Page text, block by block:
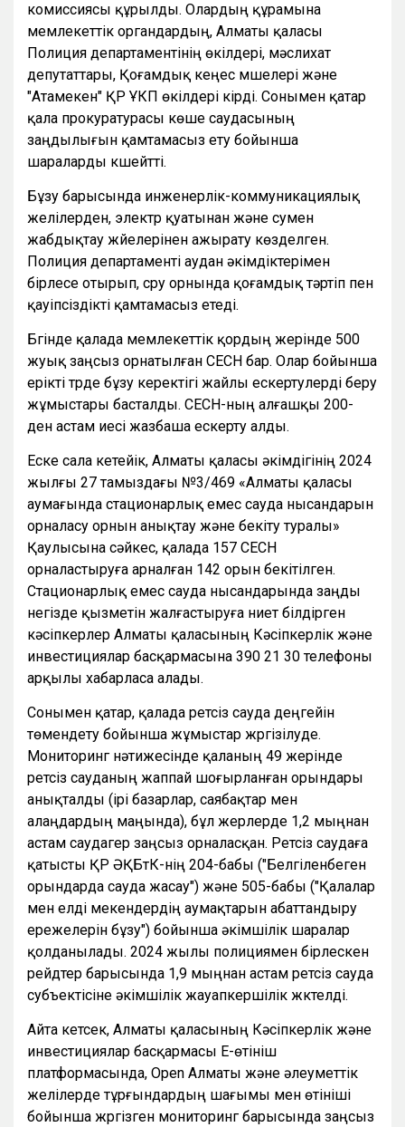
комиссиясы құрылды. Олардың құрамына
мемлекеттік органдардың, Алматы қаласы
Полиция департаментінің өкілдері, мәслихат
депутаттары, Қоғамдық кеңес мүшелері және
"Атамекен" ҚР ҰКП өкілдері кірді. Сонымен қатар
қала прокуратурасы көше саудасының
заңдылығын қамтамасыз ету бойынша
шараларды күшейтті.
Бұзу барысында инженерлік-коммуникациялық
желілерден, электр қуатынан және сумен
жабдықтау жүйелерінен ажырату көзделген.
Полиция департаменті аудан әкімдіктерімен
бірлесе отырып, сүру орнында қоғамдық тәртіп пен
қауіпсіздікті қамтамасыз етеді.
Бүгінде қалада мемлекеттік қордың жерінде 500
жуық заңсыз орнатылған СЕСН бар. Олар бойынша
ерікті түрде бұзу керектігі жайлы ескертулерді беру
жұмыстары басталды. СЕСН-ның алғашқы 200-
ден астам иесі жазбаша ескерту алды.
Еске сала кетейік, Алматы қаласы әкімдігінің 2024
жылғы 27 тамыздағы №3/469 «Алматы қаласы
аумағында стационарлық емес сауда нысандарын
орналасу орнын анықтау және бекіту туралы»
Қаулысына сәйкес, қалада 157 СЕСН
орналастыруға арналған 142 орын бекітілген.
Стационарлық емес сауда нысандарында заңды
негізде қызметін жалғастыруға ниет білдірген
кәсіпкерлер Алматы қаласының Кәсіпкерлік және
инвестициялар басқармасына 390 21 30 телефоны
арқылы хабарласа алады.
Сонымен қатар, қалада ретсіз сауда деңгейін
төмендету бойынша жұмыстар жүргізілуде.
Мониторинг нәтижесінде қаланың 49 жерінде
ретсіз сауданың жаппай шоғырланған орындары
анықталды (ірі базарлар, саябақтар мен
алаңдардың маңында), бұл жерлерде 1,2 мыңнан
астам саудагер заңсыз орналасқан. Ретсіз саудаға
қатысты ҚР ӘҚБтК-нің 204-бабы ("Белгіленбеген
орындарда сауда жасау") және 505-бабы ("Қалалар
мен елді мекендердің аумақтарын абаттандыру
ережелерін бұзу") бойынша әкімшілік шаралар
қолданылады. 2024 жылы полициямен бірлескен
рейдтер барысында 1,9 мыңнан астам ретсіз сауда
субъектісіне әкімшілік жауапкершілік жүктелді.
Айта кетсек, Алматы қаласының Кәсіпкерлік және
инвестициялар басқармасы Е-өтініш
платформасында, Open Алматы және әлеуметтік
желілерде тұрғындардың шағымы мен өтініші
бойынша жүргізген мониторинг барысында заңсыз